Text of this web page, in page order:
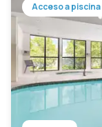
Acceso a